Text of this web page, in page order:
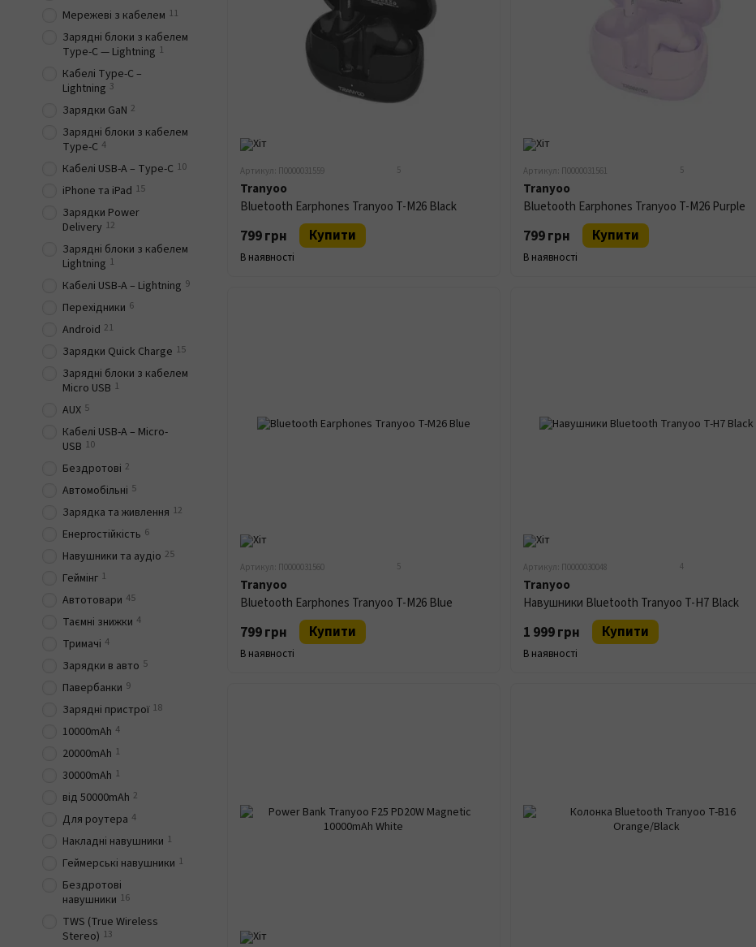
Артикул: П0000031559 5
Tranyoo
Bluetooth Earphones Tranyoo T-M26 Black
799 грн Купити
В наявності
Артикул: П0000031561 5
Tranyoo
Bluetooth Earphones Tranyoo T-M26 Purple
799 грн Купити
В наявності
Артикул: П0000031560 5
Tranyoo
Bluetooth Earphones Tranyoo T-M26 Blue
799 грн Купити
В наявності
Артикул: П0000030048 4
Tranyoo
Навушники Bluetooth Tranyoo T-H7 Black
1 999 грн Купити
В наявності
Мережеві з кабелем 11
Зарядні блоки з кабелем
Type-C — Lightning 1
Кабелі Type-C –
Lightning 3
Зарядки GaN 2
Зарядні блоки з кабелем
Type-C 4
Кабелі USB-A – Type-C 10
iPhone та iPad 15
Зарядки Power
Delivery 12
Зарядні блоки з кабелем
Lightning 1
Кабелі USB-A – Lightning 9
Перехідники 6
Android 21
Зарядки Quick Charge 15
Зарядні блоки з кабелем
Micro USB 1
AUX 5
Кабелі USB-A – Micro-
USB 10
Бездротові 2
Автомобільні 5
Зарядка та живлення 12
Енергостійкість 6
Навушники та аудіо 25
Геймінг 1
Автотовари 45
Таємні знижки 4
Тримачі 4
Зарядки в авто 5
Павербанки 9
Зарядні пристрої 18
10000mAh 4
20000mAh 1
30000mAh 1
від 50000mAh 2
Для роутера 4
Накладні навушники 1
Геймерські навушники 1
Бездротові
навушники 16
TWS (True Wireless
Stereo) 13